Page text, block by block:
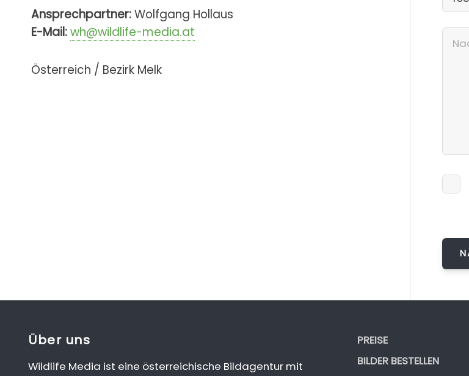
Ansprechpartner:Wolfgang Hollaus
E-Mail:wh@wildlife-media.at
Österreich / Bezirk Melk
Über uns
Wildlife Media ist eine österreichische Bildagentur mit
PREISE
BILDER BESTELLEN